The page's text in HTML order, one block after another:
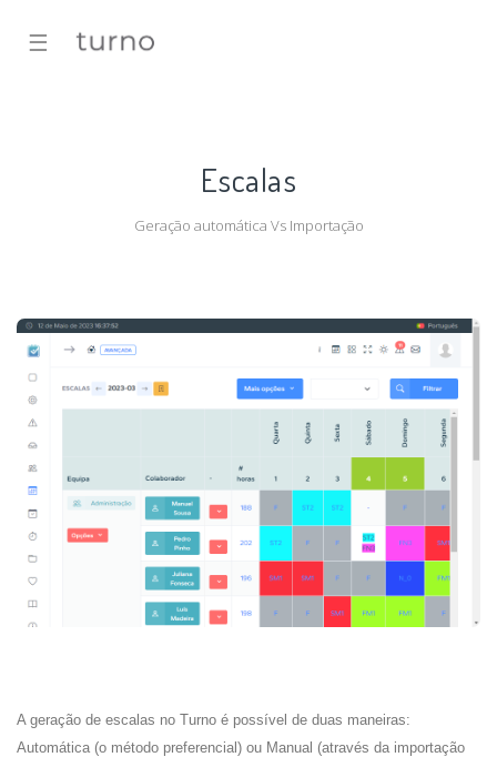
☰
Escalas
Geração automática Vs Importação
A geração de escalas no Turno é possível de duas maneiras:
Automática (o método preferencial) ou Manual (através da importação